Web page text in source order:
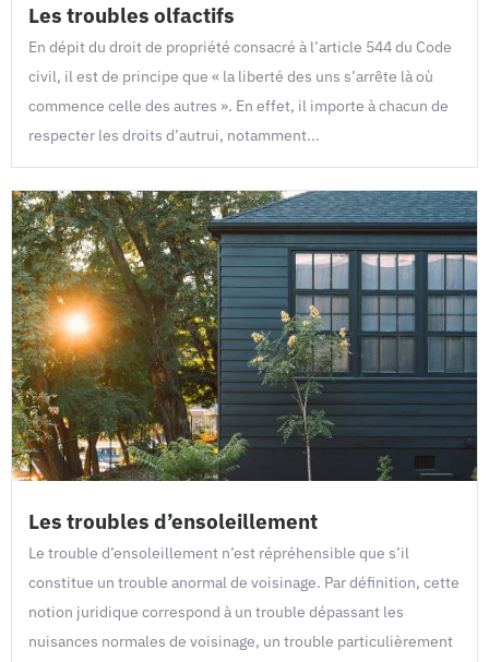
Les troubles olfactifs
En dépit du droit de propriété consacré à l’article 544 du Code
civil, il est de principe que « la liberté des uns s’arrête là où
commence celle des autres ». En effet, il importe à chacun de
respecter les droits d’autrui, notamment...
Les troubles d’ensoleillement
Le trouble d’ensoleillement n’est répréhensible que s’il
constitue un trouble anormal de voisinage. Par définition, cette
notion juridique correspond à un trouble dépassant les
nuisances normales de voisinage, un trouble particulièrement